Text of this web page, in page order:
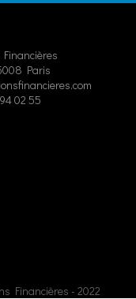
Paris
02 55
Financières - 2022